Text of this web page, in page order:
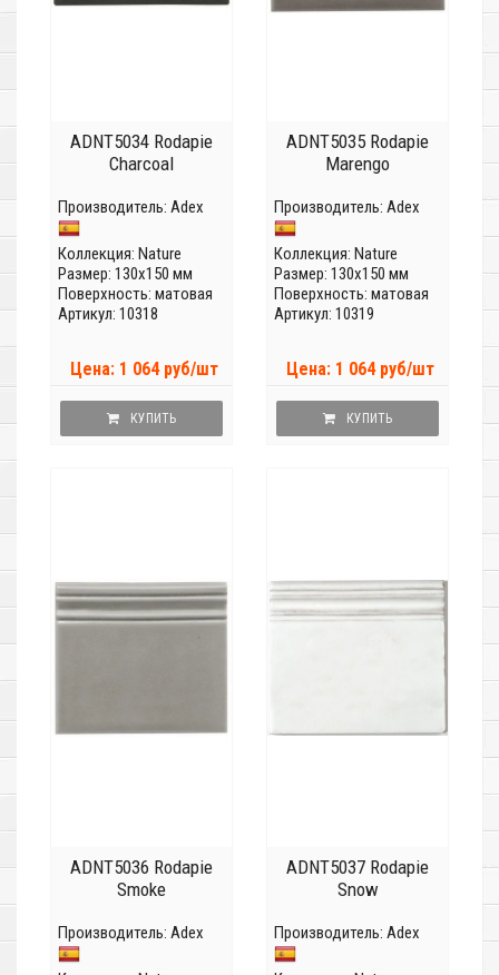
ADNT5034 Rodapie
Charcoal
Производитель: Adex
Коллекция: Nature
Размер: 130x150 мм
Поверхность: матовая
Артикул: 10318
Цена: 1 064 руб/шт
КУПИТЬ
ADNT5035 Rodapie
Marengo
Производитель: Adex
Коллекция: Nature
Размер: 130x150 мм
Поверхность: матовая
Артикул: 10319
Цена: 1 064 руб/шт
КУПИТЬ
ADNT5036 Rodapie
Smoke
Производитель: Adex
ADNT5037 Rodapie
Snow
Производитель: Adex